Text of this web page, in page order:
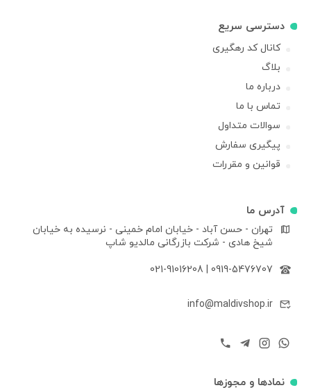
دسترسی سریع
کانال کد رهگیری
بلاگ
درباره ما
تماس با ما
سوالات متداول
پیگیری سفارش
قوانین و مقررات
آدرس ما
تهران - حسن آباد - خیابان امام خمینی - نرسیده به خیابان
شیخ هادی - شرکت بازرگانی مالدیو شاپ
0919-5476707
|
021-91016208
info@maldivshop.ir
نمادها و مجوزها